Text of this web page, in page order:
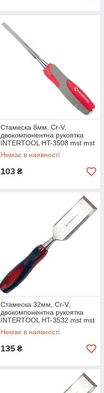
Стамеска 8мм, Cr-V,
двокомпонентна рукоятка
INTERTOOL HT-3508 mst mst
Немає в наявності
103 ₴
Стамеска 32мм, Cr-V,
двокомпонентна рукоятка
INTERTOOL HT-3532 mst mst
Немає в наявності
135 ₴